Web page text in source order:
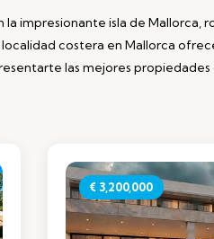
la impresionante isla de
costera en Mallorca
las mejores propiedades
€ 3,200,000